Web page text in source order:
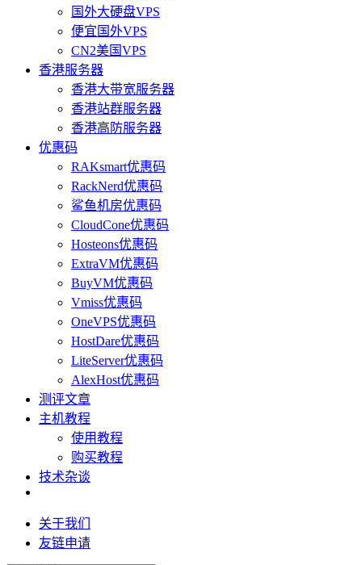
国外大硬盘VPS
便宜国外VPS
CN2美国VPS
香港服务器
香港大带宽服务器
香港站群服务器
香港高防服务器
优惠码
RAKsmart优惠码
RackNerd优惠码
鲨鱼机房优惠码
CloudCone优惠码
Hosteons优惠码
ExtraVM优惠码
BuyVM优惠码
Vmiss优惠码
OneVPS优惠码
HostDare优惠码
LiteServer优惠码
AlexHost优惠码
测评文章
主机教程
使用教程
购买教程
技术杂谈
关于我们
友链申请